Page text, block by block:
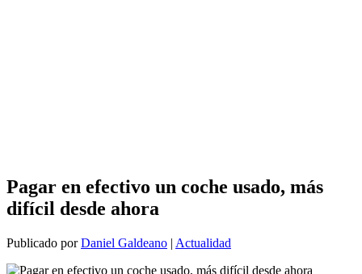
Pagar en efectivo un coche usado, más
difícil desde ahora
Publicado porDaniel Galdeano | Actualidad